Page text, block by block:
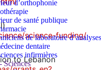
d’orthophonie
de santé publique
de laboratoire
dentaire
infirmières
Sciences
science-funding/
to Lebanon